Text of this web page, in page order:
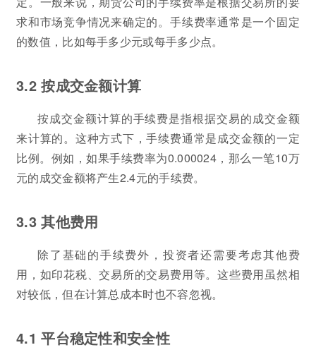
求和市场竞争情况来确定的。手续费率通常是一个固定
的数值，比如每手多少元或每手多少点。
3.2 按成交金额计算
按成交金额计算的手续费是指根据交易的成交金额
来计算的。这种方式下，手续费通常是成交金额的一定
比例。例如，如果手续费率为0.000024，那么一笔10万
元的成交金额将产生2.4元的手续费。
3.3 其他费用
除了基础的手续费外，投资者还需要考虑其他费
用，如印花税、交易所的交易费用等。这些费用虽然相
对较低，但在计算总成本时也不容忽视。
4.1 平台稳定性和安全性